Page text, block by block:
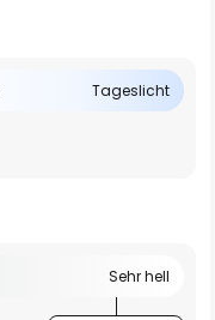
Tageslicht
Sehr hell